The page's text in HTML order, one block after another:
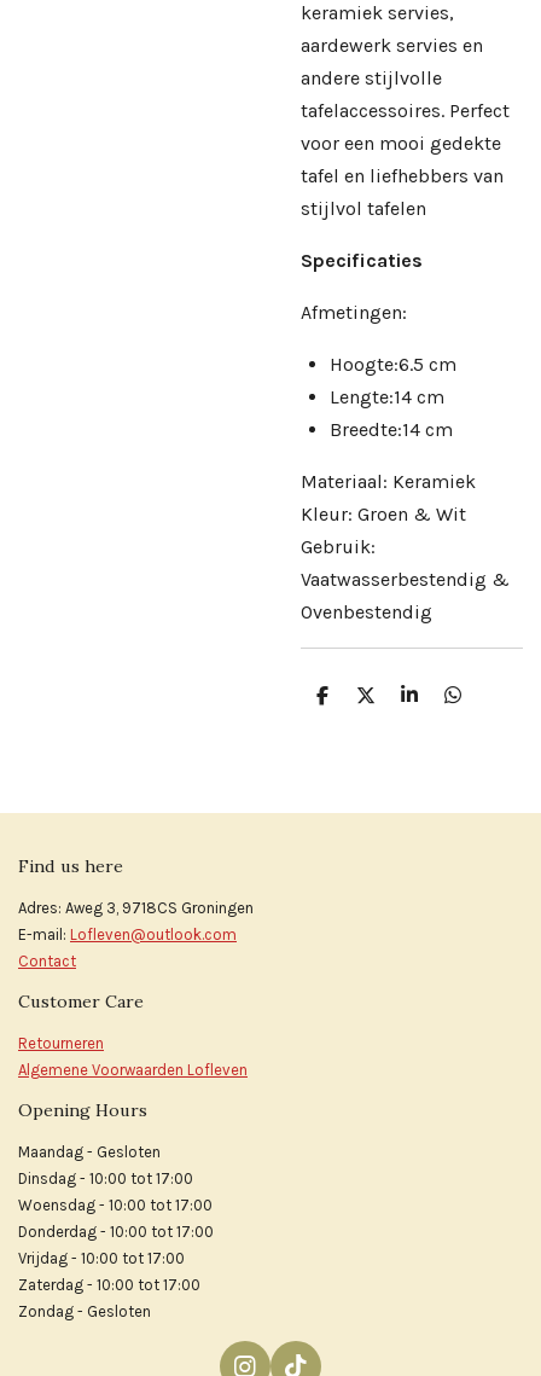
keramiek servies,
aardewerk servies en
andere stijlvolle
tafelaccessoires. Perfect
voor een mooi gedekte
tafel en liefhebbers van
stijlvol tafelen
Specificaties
Afmetingen:
Hoogte:6.5 cm
Lengte:14 cm
Breedte:14 cm
Materiaal: Keramiek
Kleur: Groen & Wit
Gebruik:
Vaatwasserbestendig &
Ovenbestendig
D
D
S
D
Find us here
Adres: Aweg 3, 9718CS Groningen
E-mail: Lofleven@outlook.com
Contact
Customer Care
Retourneren
Algemene Voorwaarden Lofleven
Opening Hours
Maandag - Gesloten
Dinsdag - 10:00 tot 17:00
Woensdag - 10:00 tot 17:00
Donderdag - 10:00 tot 17:00
Vrijdag - 10:00 tot 17:00
Zaterdag - 10:00 tot 17:00
Zondag - Gesloten